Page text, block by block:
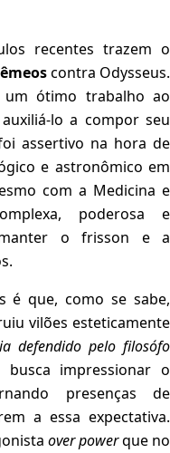
recentes trazem o
contra Odysseus.
um ótimo trabalho ao
lo a compor seu
assertivo na hora de
e astronômico em
com a Medicina e
poderosa e
o frisson e a
é que, como se sabe,
vilões esteticamente
defendido pelo filosófo
busca impressionar o
presenças de
a essa expectativa.
over powerque no